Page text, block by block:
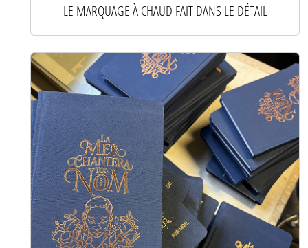
LE MARQUAGE À CHAUD FAIT DANS LE DÉTAIL